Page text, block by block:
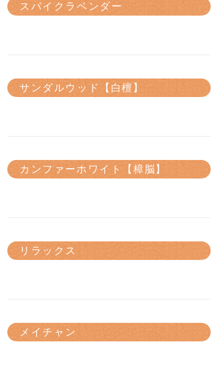
スパイクラベンダー
サンダルウッド【白檀】
カンファーホワイト【樟脳】
リラックス
メイチャン